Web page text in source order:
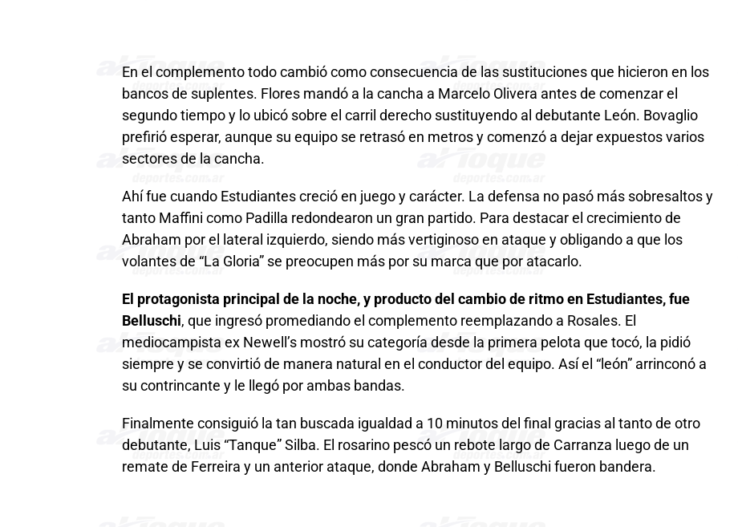
En el complemento todo cambió como consecuencia de las sustituciones que hicieron en los
bancos de suplentes. Flores mandó a la cancha a Marcelo Olivera antes de comenzar el
segundo tiempo y lo ubicó sobre el carril derecho sustituyendo al debutante León. Bovaglio
prefirió esperar, aunque su equipo se retrasó en metros y comenzó a dejar expuestos varios
sectores de la cancha.
Ahí fue cuando Estudiantes creció en juego y carácter. La defensa no pasó más sobresaltos y
tanto Maffini como Padilla redondearon un gran partido. Para destacar el crecimiento de
Abraham por el lateral izquierdo, siendo más vertiginoso en ataque y obligando a que los
volantes de “La Gloria” se preocupen más por su marca que por atacarlo.
El protagonista principal de la noche, y producto del cambio de ritmo en Estudiantes, fue
Belluschi, que ingresó promediando el complemento reemplazando a Rosales. El
mediocampista ex Newell’s mostró su categoría desde la primera pelota que tocó, la pidió
siempre y se convirtió de manera natural en el conductor del equipo. Así el “león” arrinconó a
su contrincante y le llegó por ambas bandas.
Finalmente consiguió la tan buscada igualdad a 10 minutos del final gracias al tanto de otro
debutante, Luis “Tanque” Silba. El rosarino pescó un rebote largo de Carranza luego de un
remate de Ferreira y un anterior ataque, donde Abraham y Belluschi fueron bandera.